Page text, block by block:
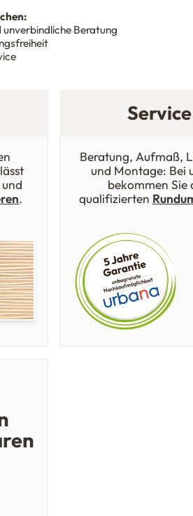
Beratung
.
Service
Beratung, Aufmaß,
und Montage: Bei
bekommen Sie
qualifizierten